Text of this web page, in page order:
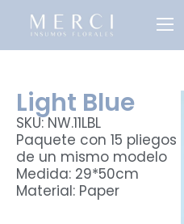
Light Blue
SKU: NW.11LBL
Paquete con 15 pliegos
de un mismo modelo
Medida: 29*50cm
Material: Paper